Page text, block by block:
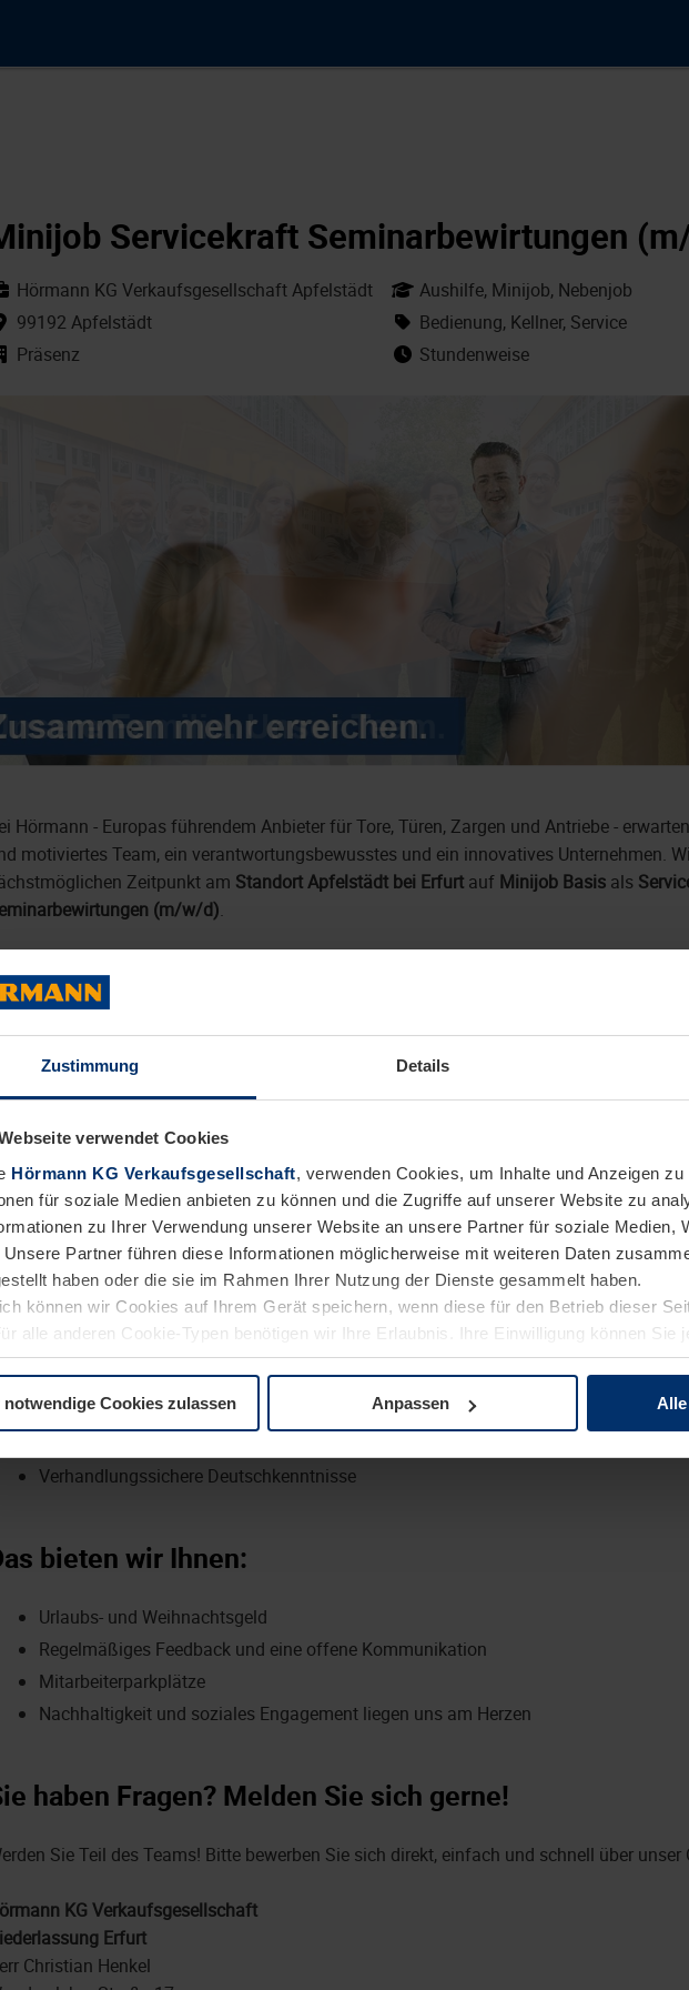
Zustimmung Details
verwendet Cookies
Hörmann KG Verkaufsgesellschaft, verwenden Cookies, um Inhalte und Anzeigen zu
für soziale Medien anbieten zu können und die Zugriffe auf unserer Website zu
zu Ihrer Verwendung unserer Website an unsere Partner für soziale Medien,
Unsere Partner führen diese Informationen möglicherweise mit weiteren Daten
haben oder die sie im Rahmen Ihrer Nutzung der Dienste gesammelt haben.
können wir Cookies auf Ihrem Gerät speichern, wenn diese für den Betrieb dieser
alle anderen Cookie-Typen benötigen wir Ihre Erlaubnis. Ihre Einwilligung können Sie
auf der Seite Datenschutzerklärung unserer Website ändern oder widerrufen.
notwendige Cookies zulassen Anpassen
Servicekraft Seminarbewirtungen
Hörmann KG Verkaufsgesellschaft Apfelstädt
99192 Apfelstädt
Präsenz
Aushilfe, Minijob, Nebenjob
Bedienung, Kellner, Service
Stundenweise
Hörmann - Europas führendem Anbieter für Tore, Türen, Zargen und Antriebe -
motiviertes Team, ein verantwortungsbewusstes und ein innovatives Unternehmen.
Zeitpunkt am Standort Apfelstädt bei Erfurt auf Minijob Basis als
(m/w/d).
Einsatzbereich:
Monat
Sicherstellen eines angenehmen Ambientes für unsere Seminarteilnehmer:innen
Eindecken der Tische sowie Bereitstellen von Getränken und Geschirr
Buffet aufbauen und ansprechend herrichten
Abräumen und Aufräumen
bringen Sie mit:
Zuverlässige Arbeitsweise und freundliches Auftreten
Verhandlungssichere Deutschkenntnisse
bieten wir Ihnen:
Urlaubs- und Weihnachtsgeld
Regelmäßiges Feedback und eine offene Kommunikation
Mitarbeiterparkplätze
Nachhaltigkeit und soziales Engagement liegen uns am Herzen
haben Fragen? Melden Sie sich gerne!
Sie Teil des Teams! Bitte bewerben Sie sich direkt, einfach und schnell über unser
KG Verkaufsgesellschaft
Erfurt
Christian Henkel